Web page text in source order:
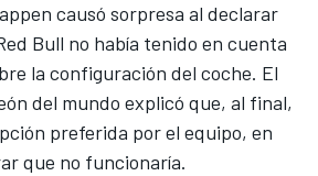
causó sorpresa al declarar
Bull no había tenido en cuenta
la configuración del coche. El
del mundo explicó que, al final,
preferida por el equipo, en
que no funcionaría.